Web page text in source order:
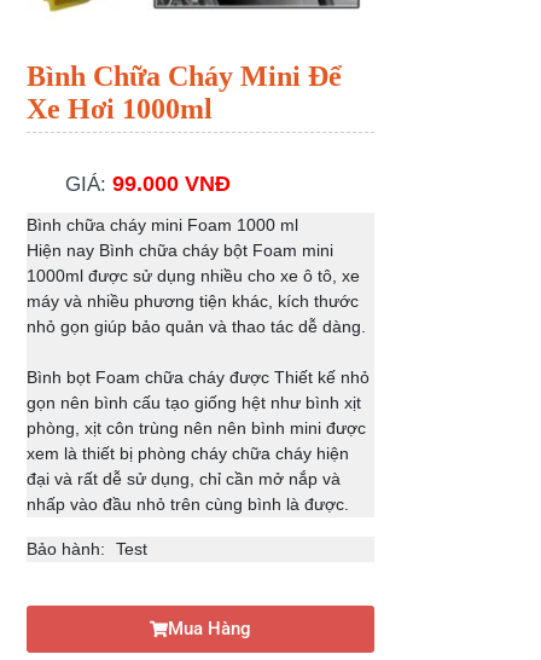
Bình Chữa Cháy Mini Để
Xe Hơi 1000ml
GIÁ: 99.000 VNĐ
Bình chữa cháy mini Foam 1000 ml
Hiện nay Bình chữa cháy bột Foam mini
1000ml được sử dụng nhiều cho xe ô tô, xe
máy và nhiều phương tiện khác, kích thước
nhỏ gọn giúp bảo quản và thao tác dễ dàng.
Bình bọt Foam chữa cháy được Thiết kế nhỏ
gọn nên bình cấu tạo giống hệt như bình xịt
phòng, xịt côn trùng nên nên bình mini được
xem là thiết bị phòng cháy chữa cháy hiện
đại và rất dễ sử dụng, chỉ cần mở nắp và
nhấp vào đầu nhỏ trên cùng bình là được.
Bảo hành: Test
Mua Hàng